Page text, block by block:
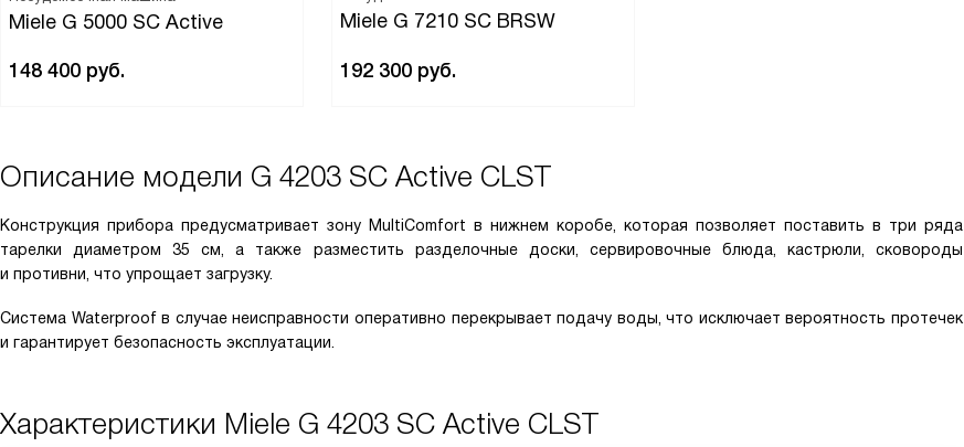
Miele G 5000 SC Active
148 400 руб.
Miele G 7210 SC BRSW
192 300 руб.
Описание модели G 4203 SC Active CLST
Конструкция прибора предусматривает зону MultiComfort в нижнем коробе, которая позволяет поставить в три ряда
тарелки диаметром 35 см, а также разместить разделочные доски, сервировочные блюда, кастрюли, сковороды
и противни, что упрощает загрузку.
Система Waterproof в случае неисправности оперативно перекрывает подачу воды, что исключает вероятность протечек
и гарантирует безопасность эксплуатации.
Характеристики Miele G 4203 SC Active CLST